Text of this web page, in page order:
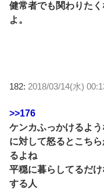
健常者でも関わりた
よ。
182: 2018/03/14(水)
>>176
ケンカふっかけるよ
に対して怒るとこち
るよね
平穏に暮らしてるだ
する人